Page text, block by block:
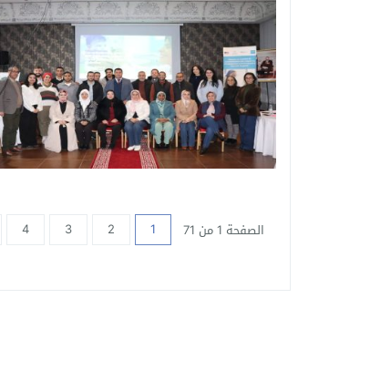
الصفحة 1 من 71 1
2
3
4